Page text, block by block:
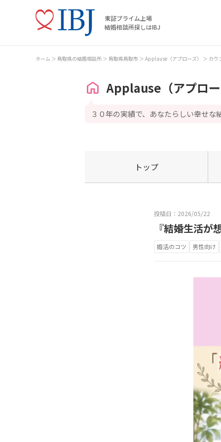
東証プライム上場
結婚相談所探しはIBJ
ホーム 鳥取県の結婚相談所 鳥取県鳥取市 Applause（アプローズ） カウ
Applause（アプロ
３０年の実績で、あなたらしい幸せな
トップ
投稿日：2026/05/22
『結婚生活
婚活のコツ 男性向け